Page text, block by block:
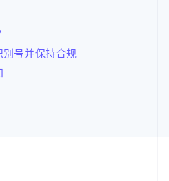
号并保持合规